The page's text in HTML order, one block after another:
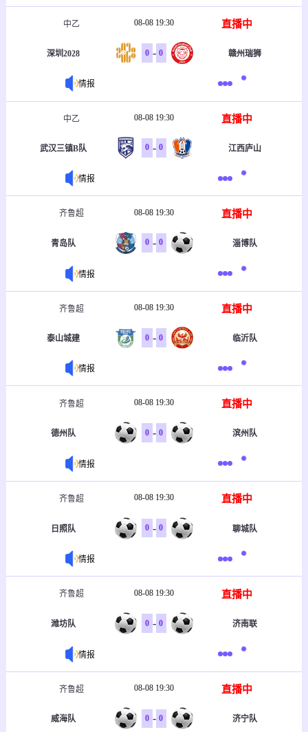
中乙 08-08 19:30 直播中
深圳2028 0 - 0 赣州瑞狮
情报
中乙 08-08 19:30 直播中
武汉三镇B队 0 - 0 江西庐山
情报
齐鲁超 08-08 19:30 直播中
青岛队 0 - 0 淄博队
情报
齐鲁超 08-08 19:30 直播中
泰山城建 0 - 0 临沂队
情报
齐鲁超 08-08 19:30 直播中
德州队 0 - 0 滨州队
情报
齐鲁超 08-08 19:30 直播中
日照队 0 - 0 聊城队
情报
齐鲁超 08-08 19:30 直播中
潍坊队 0 - 0 济南联
情报
齐鲁超 08-08 19:30 直播中
威海队 0 - 0 济宁队